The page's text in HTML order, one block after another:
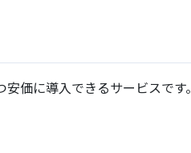
価に導入できるサービスです。